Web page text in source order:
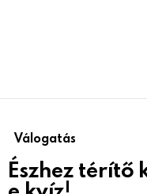
Válogatás
Észhez térítő